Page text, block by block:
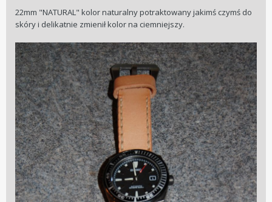
22mm "NATURAL" kolor naturalny potraktowany jakimś czymś do
skóry i delikatnie zmienił kolor na ciemniejszy.